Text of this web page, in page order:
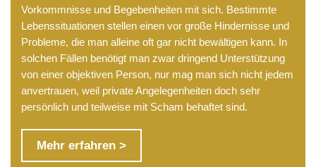
Vorkommnisse und Begebenheiten mit sich. Bestimmte
Lebenssituationen stellen einen vor große Hindernisse und
Probleme, die man alleine oft gar nicht bewältigen kann. In
solchen Fällen benötigt man zwar dringend Unterstützung
von einer objektiven Person, nur mag man sich nicht jedem
anvertrauen, weil private Angelegenheiten doch sehr
persönlich und teilweise mit Scham behaftet sind.
Mehr erfahren >